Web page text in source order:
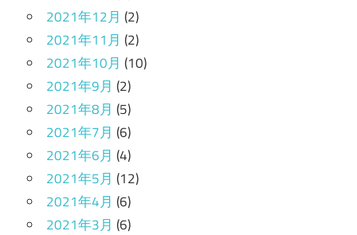
2021年12月 (2)
2021年11月 (2)
2021年10月 (10)
2021年9月 (2)
2021年8月 (5)
2021年7月 (6)
2021年6月 (4)
2021年5月 (12)
2021年4月 (6)
2021年3月 (6)